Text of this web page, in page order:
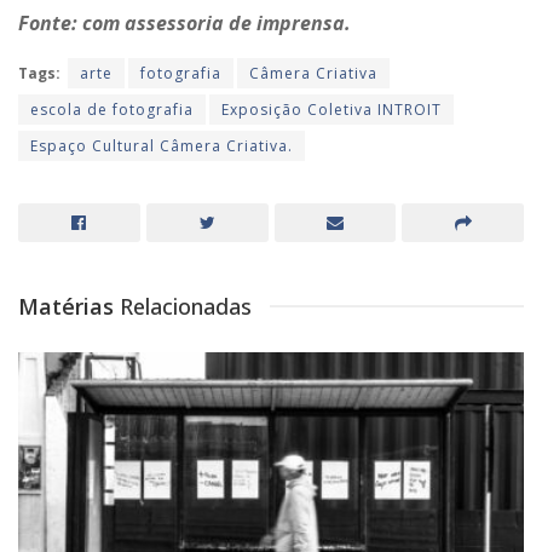
Fonte: com assessoria de imprensa.
Tags: arte fotografia
Câmera Criativa
escola de fotografia
Exposição Coletiva INTROIT
Espaço Cultural Câmera Criativa.
Matérias Relacionadas